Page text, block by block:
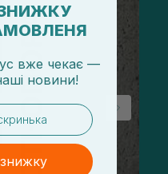
вже чекає —
новини!